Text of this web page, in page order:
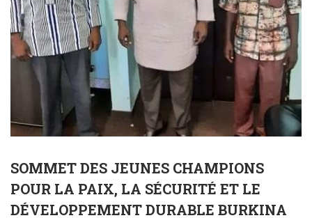
SOMMET DES JEUNES CHAMPIONS
POUR LA PAIX, LA SÉCURITÉ ET LE
DÉVELOPPEMENT DURABLE BURKINA